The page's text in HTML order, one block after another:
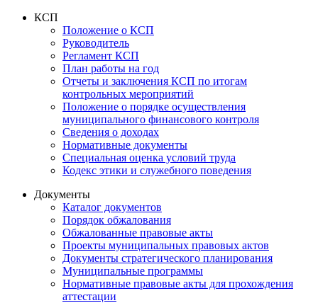
КСП
Положение о КСП
Руководитель
Регламент КСП
План работы на год
Отчеты и заключения КСП по итогам
контрольных мероприятий
Положение о порядке осуществления
муниципального финансового контроля
Сведения о доходах
Нормативные документы
Специальная оценка условий труда
Кодекс этики и служебного поведения
Документы
Каталог документов
Порядок обжалования
Обжалованные правовые акты
Проекты муниципальных правовых актов
Документы стратегического планирования
Муниципальные программы
Нормативные правовые акты для прохождения
аттестации